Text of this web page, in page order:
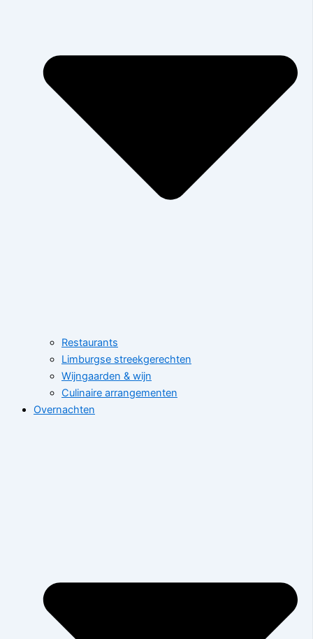
Restaurants
Limburgse streekgerechten
Wijngaarden & wijn
Culinaire arrangementen
Overnachten